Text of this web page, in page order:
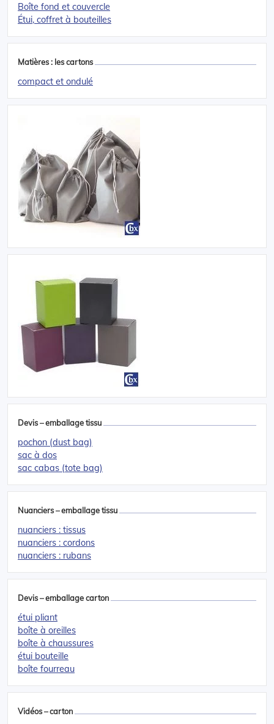
Boîte fond et couvercle
Étui, coffret à bouteilles
Matières : les cartons
compact et ondulé
Devis – emballage tissu
pochon (dust bag)
sac à dos
sac cabas (tote bag)
Nuanciers – emballage tissu
nuanciers : tissus
nuanciers : cordons
nuanciers : rubans
Devis – emballage carton
étui pliant
boîte à oreilles
boîte à chaussures
étui bouteille
boîte fourreau
Vidéos – carton